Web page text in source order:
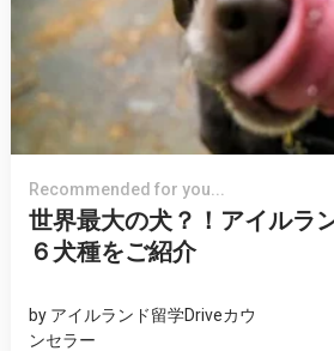
Recommended for you...
世界最大の犬？！アイルラ
６犬種をご紹介
by アイルランド留学Driveカウ
ンセラー